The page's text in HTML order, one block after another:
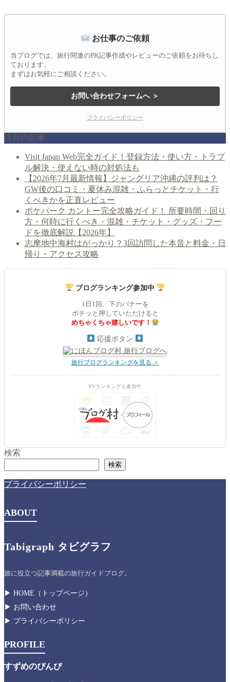
お仕事のご依頼
当ブログでは、旅行関連のPR記事作成やレビューのご依頼をお待ちし
ております。
まずはお気軽にご相談ください。
お問い合わせフォームへ ＞
プライバシーポリシー
注目の記事
Visit Japan Web完全ガイド！登録方法・使い方・トラブ
ル解決・使えない時の対処法も
【2026年7月最新情報】ジャングリア沖縄の評判は？
GW後の口コミ・夏休み混雑・ふらっとチケット・行
くべきかを正直レビュー
ポケパーク カントー完全攻略ガイド！ 所要時間・回り
方・何時に行くべき・混雑・チケット・グッズ・フー
ドを徹底解説【2026年】
志摩地中海村はがっかり？3回訪問した本音と料金・日
帰り・アクセス攻略
ブログランキング参加中
1日1回、下のバナーを
ポチッと押していただけると
めちゃくちゃ嬉しいです！
応援ボタン
旅行ブログランキングを見る ＞
PVランキングも参加中
検索
検索
プライバシーポリシー
ABOUT
Tabigraph タビグラフ
旅に役立つ記事満載の旅行ガイドブログ。
▶︎ HOME（トップページ）
▶︎ お問い合わせ
▶︎ プライバシーポリシー
PROFILE
すずめのぴんぴ